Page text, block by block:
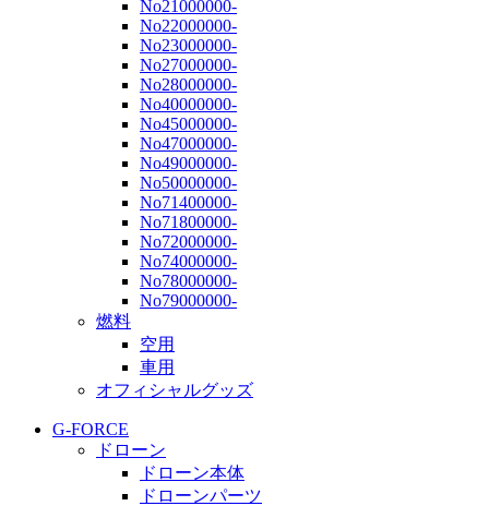
No21000000-
No22000000-
No23000000-
No27000000-
No28000000-
No40000000-
No45000000-
No47000000-
No49000000-
No50000000-
No71400000-
No71800000-
No72000000-
No74000000-
No78000000-
No79000000-
燃料
空用
車用
オフィシャルグッズ
G-FORCE
ドローン
ドローン本体
ドローンパーツ